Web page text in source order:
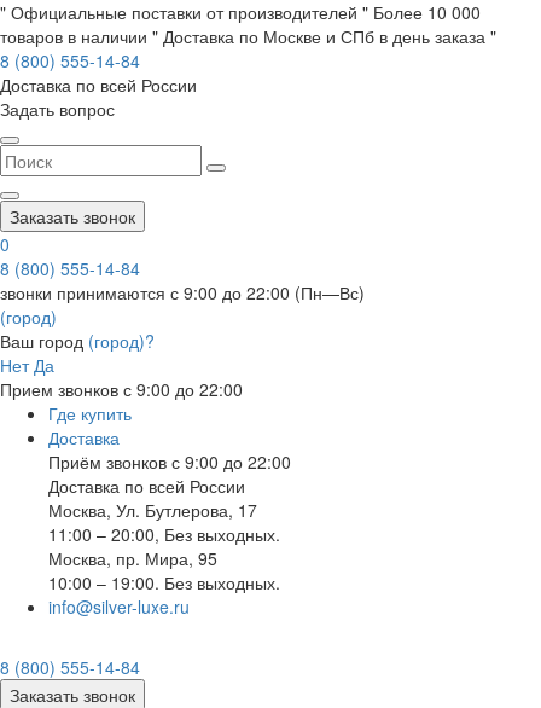
" Официальные поставки от производителей " Более 10 000
товаров в наличии " Доставка по Москве и СПб в день заказа "
8 (800) 555-14-84
Доставка по всей России
Задать вопрос
Заказать звонок
0
8 (800) 555-14-84
звонки принимаются с 9:00 до 22:00 (Пн—Вс)
(город)
Ваш город (город)?
Нет Да
Прием звонков с 9:00 до 22:00
Где купить
Доставка
Приём звонков с 9:00 до 22:00
Доставка по всей России
Москва, Ул. Бутлерова, 17
11:00 – 20:00, Без выходных.
Москва, пр. Мира, 95
10:00 – 19:00. Без выходных.
info@silver-luxe.ru
8 (800) 555-14-84
Заказать звонок